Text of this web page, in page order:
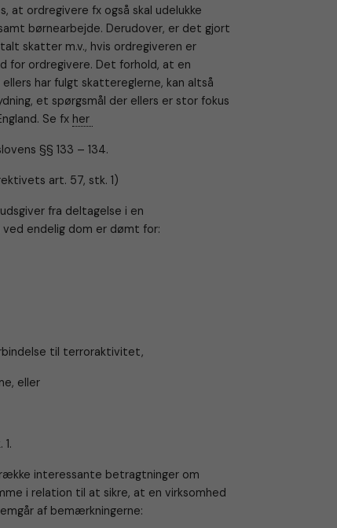
at ordregivere fx også skal udelukke
børnearbejde. Derudover, er det gjort
skatter m.v., hvis ordregiveren er
for ordregivere. Det forhold, at en
har fulgt skattereglerne, kan altså
et spørgsmål der ellers er stor fokus
Se fx her
§§ 133 – 134.
art. 57, stk. 1)
fra deltagelse i en
ved endelig dom er dømt for:
til terroraktivitet,
eller
interessante betragtninger om
i relation til at sikre, at en virksomhed
af bemærkningerne: